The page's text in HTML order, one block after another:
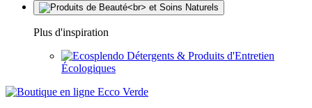
Plus d'inspiration
Détergents & Produits d'Entretien
Écologiques